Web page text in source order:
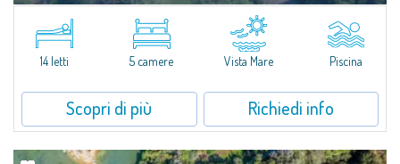
S'Incantu Estate gode di una posizione privilegiata alle porte della Costa
Smeralda, ideale per chi desidera la comodità di una location strategia
senza rinunciare ad avere i migliori servizi sempre a portata di mano...
14 letti 5 camere Vista Mare Piscina
Scopri di più Richiedi info